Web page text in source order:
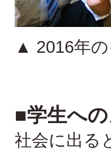
▲ 2016年
■学生へ
社会に出る